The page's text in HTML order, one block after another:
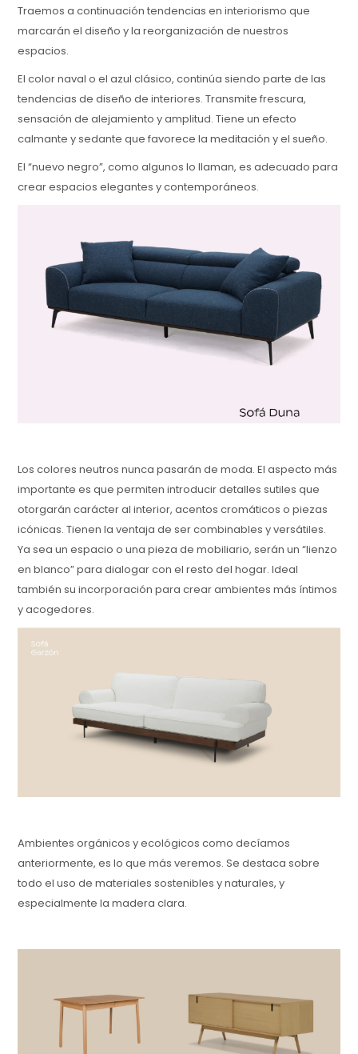
Traemos a continuación tendencias en interiorismo que
marcarán el diseño y la reorganización de nuestros
espacios.
El color naval o el azul clásico, continúa siendo parte de las
tendencias de diseño de interiores. Transmite frescura,
sensación de alejamiento y amplitud. Tiene un efecto
calmante y sedante que favorece la meditación y el sueño.
El “nuevo negro”, como algunos lo llaman, es adecuado para
crear espacios elegantes y contemporáneos.
Los colores neutros nunca pasarán de moda. El aspecto más
importante es que permiten introducir detalles sutiles que
otorgarán carácter al interior, acentos cromáticos o piezas
icónicas. Tienen la ventaja de ser combinables y versátiles.
Ya sea un espacio o una pieza de mobiliario, serán un “lienzo
en blanco” para dialogar con el resto del hogar. Ideal
también su incorporación para crear ambientes más íntimos
y acogedores.
Ambientes orgánicos y ecológicos como decíamos
anteriormente, es lo que más veremos. Se destaca sobre
todo el uso de materiales sostenibles y naturales, y
especialmente la madera clara.